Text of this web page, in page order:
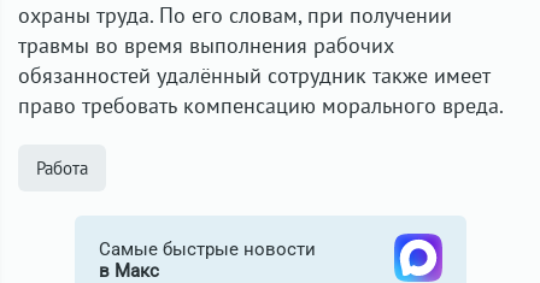
охраны труда. По его словам, при получении
травмы во время выполнения рабочих
обязанностей удалённый сотрудник также имеет
право требовать компенсацию морального вреда.
Работа
Самые быстрые новости
в Макс